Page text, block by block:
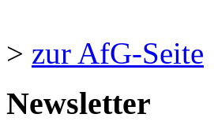
> zur AfG-Seite
Newsletter